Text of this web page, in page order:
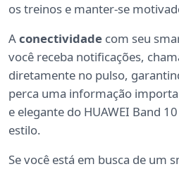
os treinos e manter-se
Aconectividade com seu
você receba notificações,
diretamente no pulso,
perca uma informação
e elegante do HUAWEI Band
estilo.
Se você está em busca de um